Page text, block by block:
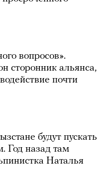
вопросов».
сторонник альянса,
почти
будут пускать
Год назад там
Наталья